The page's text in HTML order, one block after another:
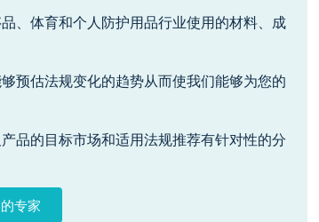
、体育和个人防护用品行业使用的材料、成
预估法规变化的趋势从而使我们能够为您的
品的目标市场和适用法规推荐有针对性的分
专家